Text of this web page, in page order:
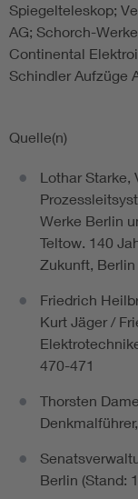
Spiegelteleskop;
AG; Schorch-
Continental
Schindler Aufzüge
Quelle(n)
Lothar Starke,
Werke Berlin
Teltow. 140
Zukunft, Berlin
Friedrich
Kurt Jäger /
470-471
Thorsten
Berlin (Stand: